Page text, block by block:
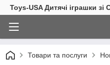
Toys-USA Дитячі іграшки
Товари та послуги